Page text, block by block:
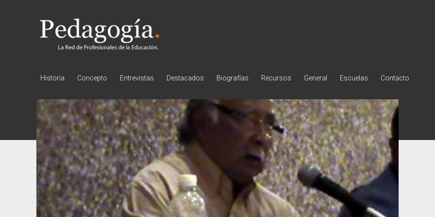
Pedagogía
Historia Concepto Entrevistas Destacados Biografías Recursos General Escuelas Contacto